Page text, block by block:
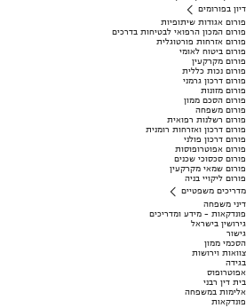
דיון בפורומים
פורום אגודות שיתופיות
פורום המכון הרפואי לבטיחות בדרכים
פורום אזרחות פורטוגלית
פורום ביטוח לאומי
פורום מקרקעין
פורום נכות כללית
פורום דרכון גרמני
פורום מזונות
פורום הסכם ממון
פורום משפחה
פורום רשלנות רפואית
פורום דרכון ואזרחות רומנית
פורום דרכון פולני
פורום אפוטרופוסות
פורום סכסוכי שכנים
פורום שמאי מקרקעין
פורום ליקויי בניה
מדריכים משפטיים
דיני משפחה
פונדקאות - מידע ומדריכים
גירושין בישראל
גישור
הסכמי ממון
צוואות וירושות
בגידה
אפוטרופוס
בית דין רבני
אלימות במשפחה
פונדקאות